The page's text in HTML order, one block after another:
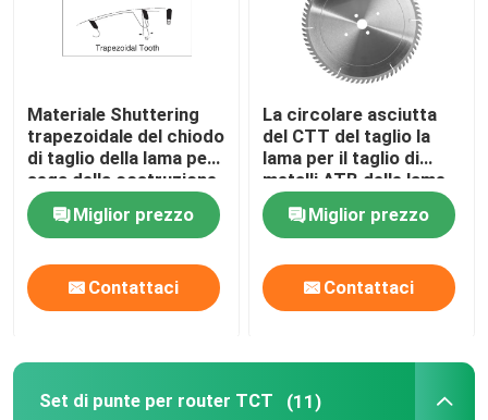
Svasatore HSS
Tagliatore anulare
il foro fornito di punta carburo ha visto
Pergolato per seghe a tazza
Materiale Shuttering
trapezoidale del chiodo
di taglio della lama per
sega della costruzione
del CTT dei denti
Miglior prezzo
Contattaci
La circolare asciutta
del CTT del taglio la
lama per il taglio di
metalli ATB delle lame
per sega 355mm
Miglior prezzo
Contattaci
Set di punte per router TCT (11)